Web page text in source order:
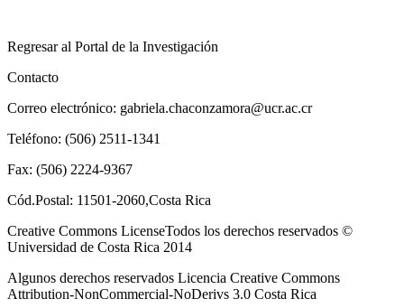
Regresar al Portal de la Investigación
Contacto
Correo electrónico: gabriela.chaconzamora@ucr.ac.cr
Teléfono: (506) 2511-1341
Fax: (506) 2224-9367
Cód.Postal: 11501-2060,Costa Rica
Creative Commons LicenseTodos los derechos reservados ©
Universidad de Costa Rica 2014
Algunos derechos reservados Licencia Creative Commons
Attribution-NonCommercial-NoDerivs 3.0 Costa Rica